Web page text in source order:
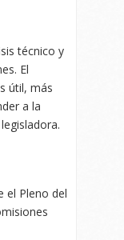
técnico y
El
útil, más
a la
el Pleno del